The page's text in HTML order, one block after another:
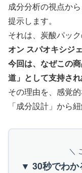
成分分析の視点か
提示します。
それは、炭酸パッ
オン スパオキシジ
今回は、なぜこの
道」として支持さ
その理由を、感覚
「成分設計」から
＼
▼ 30秒でわか